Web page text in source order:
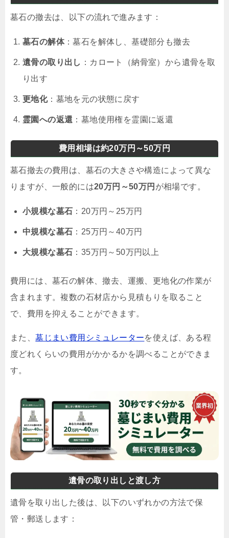
墓石の撤去は、以下の流れで進みます：
墓石の解体：墓石を解体し、基礎部分も撤去
遺骨の取り出し ：カロート（納骨室）から遺骨を取
り出す
更地化：墓地を元の状態に戻す
霊園への返還 ：墓地使用権を霊園に返還
費用相場は約20万円～50万円
墓石撤去の費用は、墓石の大きさや構造によって異な
りますが、一般的には20万円～50万円 が相場です。
小規模な墓石 ：20万円～25万円
中規模な墓石 ：25万円～40万円
大規模な墓石 ：35万円～50万円以上
費用には、墓石の解体、撤去、運搬、更地化の作業が
含まれます。複数の石材店から見積もりを取ること
で、費用を抑えることができます。
また、墓じまい費用シミュレーターを使えば、ある程
度どれくらいの費用がかかるかを調べることができま
す。
遺骨の取り出しと渡し方
遺骨を取り出した後は、以下のいずれかの方法で保
管・郵送します：